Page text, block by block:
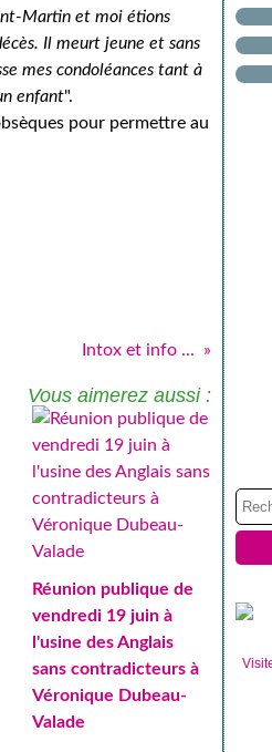
Martin et moi étions
Il meurt jeune et sans
mes condoléances tant à
enfant".
pour permettre au
Intox et info ...
Vous aimerez aussi :
Réunion publique de
vendredi 19 juin à
l'usine des Anglais
sans contradicteurs à
Véronique Dubeau-
Valade